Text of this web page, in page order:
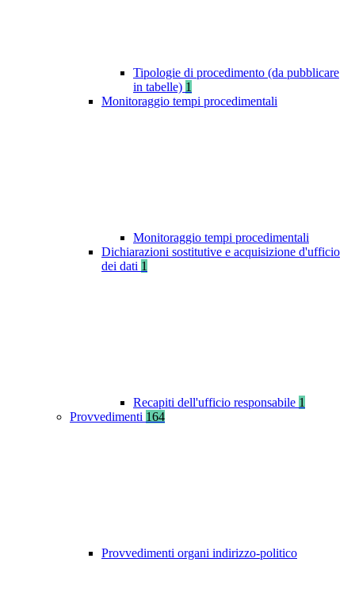
Tipologie di procedimento (da pubblicare
in tabelle) 1
Monitoraggio tempi procedimentali
Monitoraggio tempi procedimentali
Dichiarazioni sostitutive e acquisizione d'ufficio
dei dati 1
Recapiti dell'ufficio responsabile 1
Provvedimenti 164
Provvedimenti organi indirizzo-politico